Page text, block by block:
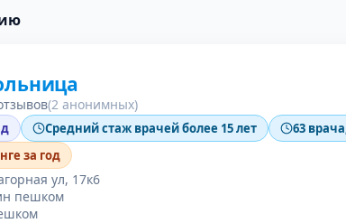
(2 анонимных)
Средний стаж врачей более 15 лет
63
за год
ул, 17к6
пешком